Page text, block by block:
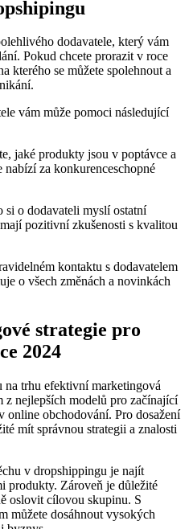
dodavatele, který vám
Pokud chcete prorazit v roce
kterého se můžete spolehnout a
vám může pomoci následující
jaké produkty jsou v poptávce a
nabízí za konkurenceschopné
si o dodavateli myslí ostatní
pozitivní zkušenosti s kvalitou
kontaktu s dodavatelem
o všech změnách a novinkách
strategie pro
2024
trhu efektivní marketingová
z nejlepších modelů pro začínající
online obchodování. Pro dosažení
mít správnou strategii a znalosti
v dropshippingu je najít
produkty. Zároveň je důležité
oslovit cílovou skupinu. S
můžete dosáhnout vysokých